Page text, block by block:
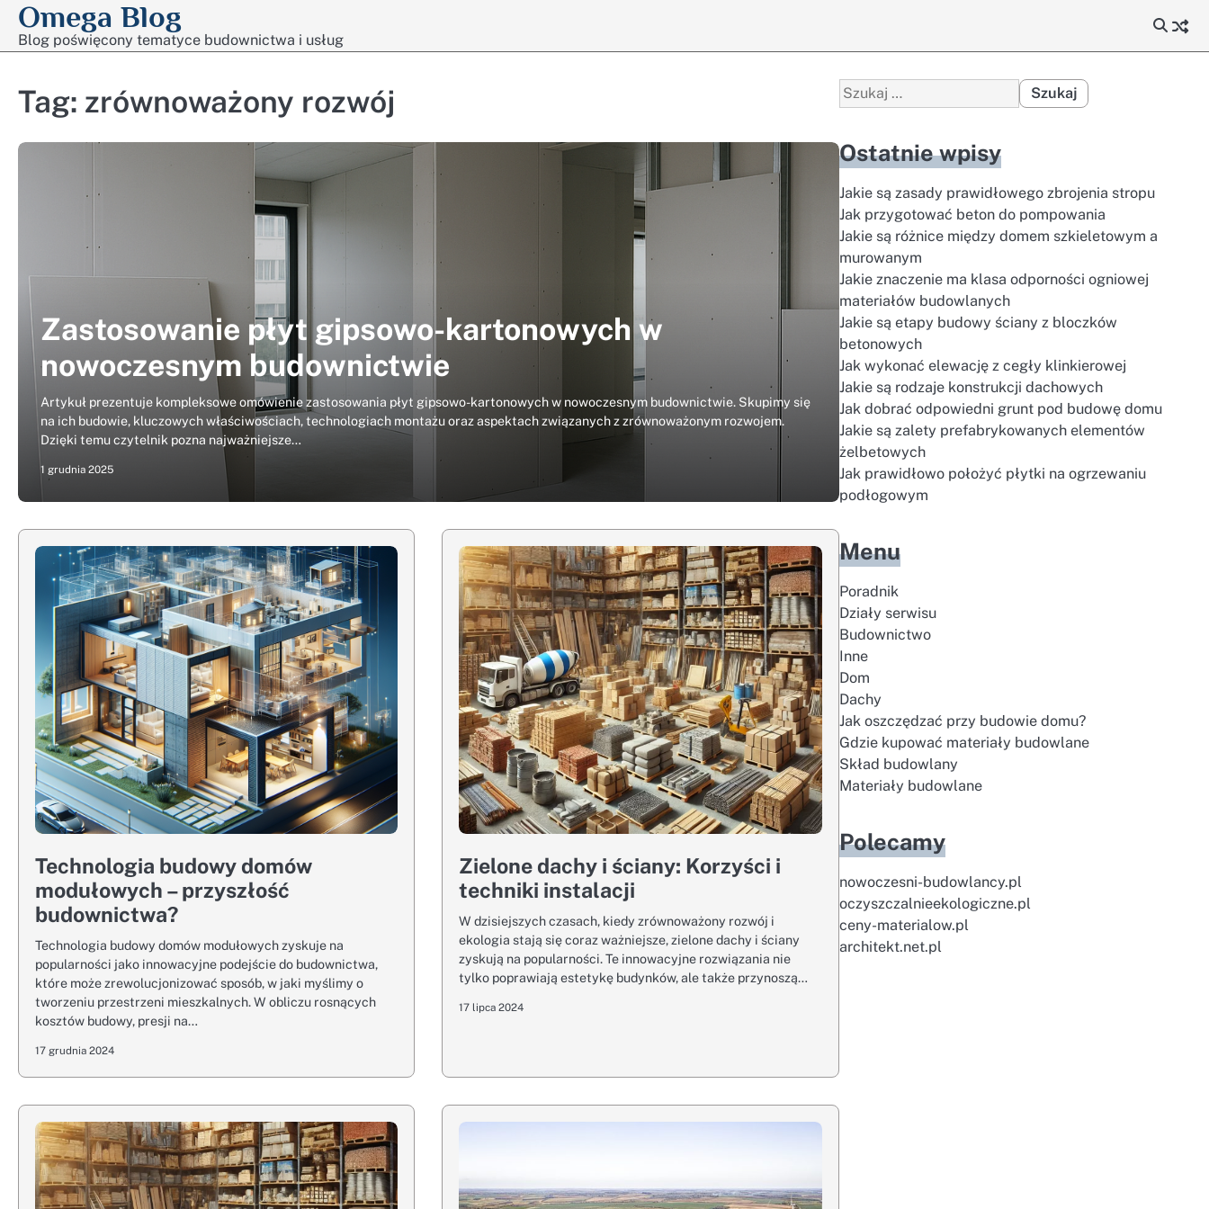
Skip
content
Omega Blog
Blog poświęcony tematyce budownictwa i usług
Tag: zrównoważony rozwój
Zastosowanie płyt gipsowo-kartonowych w
nowoczesnym budownictwie
Artykuł prezentuje kompleksowe omówienie zastosowania płyt gipsowo-kartonowych w nowoczesnym budownictwie. Skupimy się
na ich budowie, kluczowych właściwościach, technologiach montażu oraz aspektach związanych z zrównoważonym rozwojem.
Dzięki temu czytelnik pozna najważniejsze…
1 grudnia 2025
Technologia budowy domów
modułowych – przyszłość
budownictwa?
Technologia budowy domów modułowych zyskuje na
popularności jako innowacyjne podejście do budownictwa,
które może zrewolucjonizować sposób, w jaki myślimy o
tworzeniu przestrzeni mieszkalnych. W obliczu rosnących
kosztów budowy, presji na…
17 grudnia 2024
Zielone dachy i ściany: Korzyści i
techniki instalacji
W dzisiejszych czasach, kiedy zrównoważony rozwój i
ekologia stają się coraz ważniejsze, zielone dachy i ściany
zyskują na popularności. Te innowacyjne rozwiązania nie
tylko poprawiają estetykę budynków, ale także przynoszą…
17 lipca 2024
Szukaj:
Ostatnie wpisy
Jakie są zasady prawidłowego zbrojenia stropu
Jak przygotować beton do pompowania
Jakie są różnice między domem szkieletowym a
murowanym
Jakie znaczenie ma klasa odporności ogniowej
materiałów budowlanych
Jakie są etapy budowy ściany z bloczków
betonowych
Jak wykonać elewację z cegły klinkierowej
Jakie są rodzaje konstrukcji dachowych
Jak dobrać odpowiedni grunt pod budowę domu
Jakie są zalety prefabrykowanych elementów
żelbetowych
Jak prawidłowo położyć płytki na ogrzewaniu
podłogowym
Menu
Poradnik
Działy serwisu
Budownictwo
Inne
Dom
Dachy
Jak oszczędzać przy budowie domu?
Gdzie kupować materiały budowlane
Skład budowlany
Materiały budowlane
Polecamy
nowoczesni-budowlancy.pl
oczyszczalnieekologiczne.pl
ceny-materialow.pl
architekt.net.pl